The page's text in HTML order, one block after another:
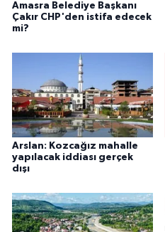
Amasra Belediye Başkanı
Çakır CHP'den istifa edecek
mi?
Arslan: Kozcağız mahalle
yapılacak iddiası gerçek
dışı